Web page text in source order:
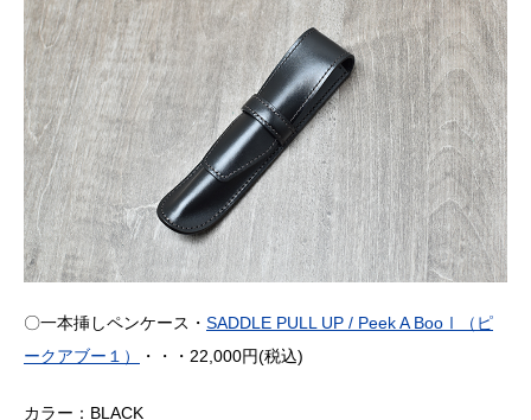
〇一本挿しペンケース・ SADDLE PULL UP / Peek A BooⅠ（ピ
ークアブー１）
・・・22,000円(税込)
カラー：BLACK